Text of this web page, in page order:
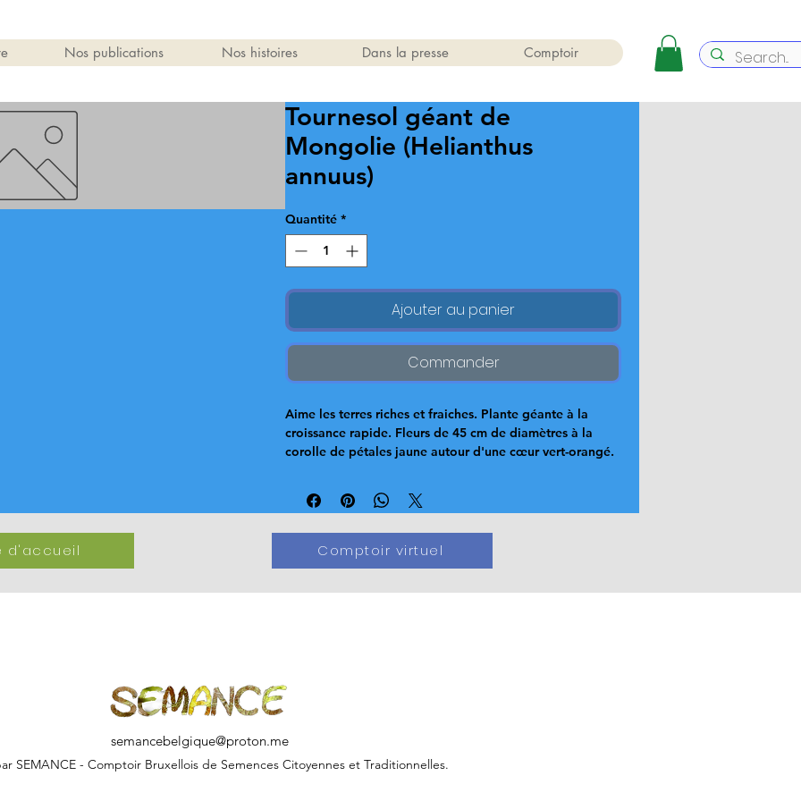
Nos publications Nos histoires Dans la presse Comptoir
Tournesol géant de
Mongolie (Helianthus
annuus)
Quantité *
Ajouter au panier
Commander
Aime les terres riches et fraiches. Plante géante à la
croissance rapide. Fleurs de 45 cm de diamètres à la
corolle de pétales jaune autour d'une cœur vert-orangé.
d'accueil Comptoir virtuel
semancebelgique@proton.me
SEMANCE - Comptoir Bruxellois de Semences Citoyennes et Traditionnelles.